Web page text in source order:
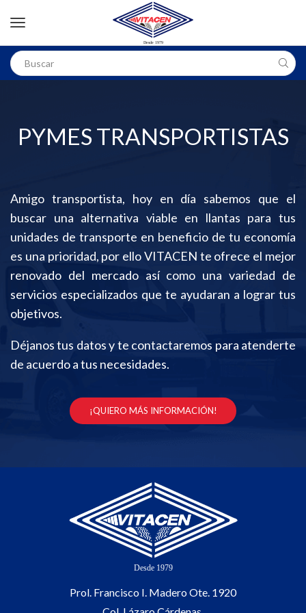
PYMES TRANSPORTISTAS
Amigo transportista, hoy en día sabemos que el
buscar una alternativa viable en llantas para tus
unidades de transporte en beneficio de tu economía
es una prioridad, por ello VITACEN te ofrece el mejor
renovado del mercado así como una variedad de
servicios especializados que te ayudaran a lograr tus
objetivos.
Déjanos tus datos y te contactaremos para atenderte
de acuerdo a tus necesidades.
¡QUIERO MÁS INFORMACIÓN!
Prol. Francisco I. Madero Ote. 1920